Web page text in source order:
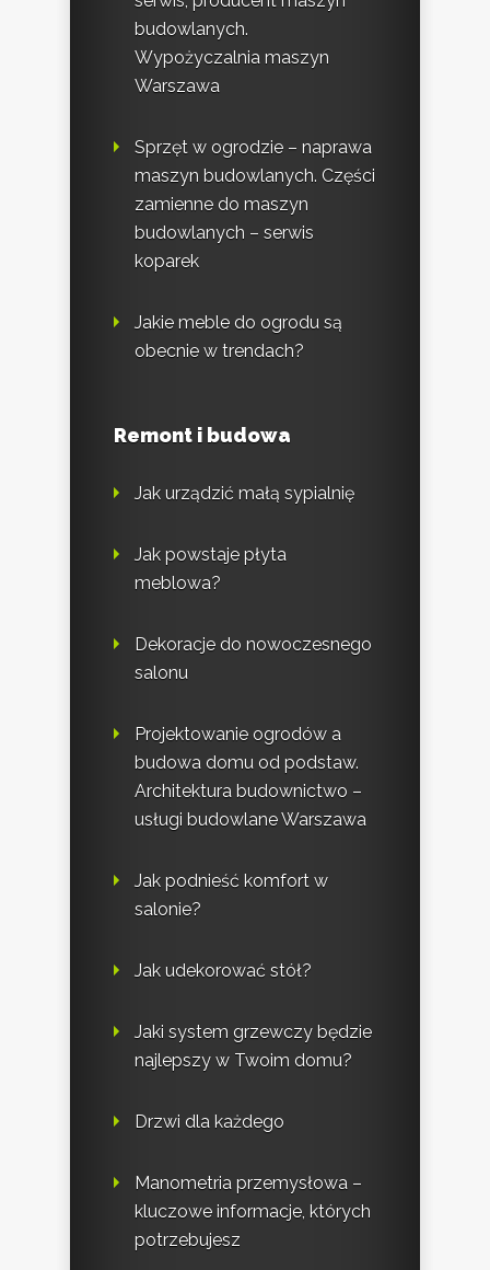
budowlanych.
Wypożyczalnia maszyn
Warszawa
Sprzęt w ogrodzie – naprawa
maszyn budowlanych. Części
zamienne do maszyn
budowlanych – serwis
koparek
Jakie meble do ogrodu są
obecnie w trendach?
Remont i budowa
Jak urządzić małą sypialnię
Jak powstaje płyta
meblowa?
Dekoracje do nowoczesnego
salonu
Projektowanie ogrodów a
budowa domu od podstaw.
Architektura budownictwo –
usługi budowlane Warszawa
Jak podnieść komfort w
salonie?
Jak udekorować stół?
Jaki system grzewczy będzie
najlepszy w Twoim domu?
Drzwi dla każdego
Manometria przemysłowa –
kluczowe informacje, których
potrzebujesz